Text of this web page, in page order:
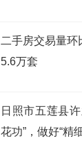
二手房交易量环
5.6万套
日照市五莲县
花功”，做好“精